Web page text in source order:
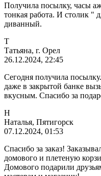
Получила посылку, часы
тонкая работа. И столик "
диванный.
Т
Татьяна, г. Орел
26.12.2024, 22:45
Сегодня получила
даже в закрытой банке
вкусным. Спасибо за
Н
Наталья, Пятигорск
07.12.2024, 01:53
Спасибо за заказ!
домового и плетеную
Домового подарили